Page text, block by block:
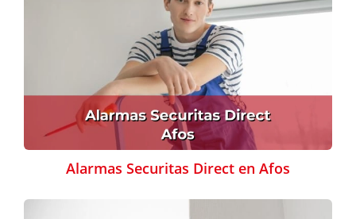
Alarmas Securitas Direct en Afos